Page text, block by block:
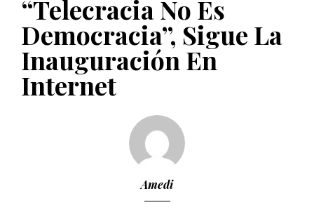
PUBLICADO EL 5 ENERO, 2023
“Telecracia No Es
Democracia”, Sigue La
Inauguración En
Internet
Amedi